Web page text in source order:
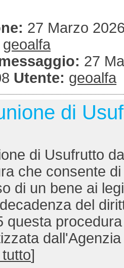
27 Marzo
geoalfa
27
Utente: geoalfa
di
di Usufrutto
che consente
di un bene ai
del
questa
]